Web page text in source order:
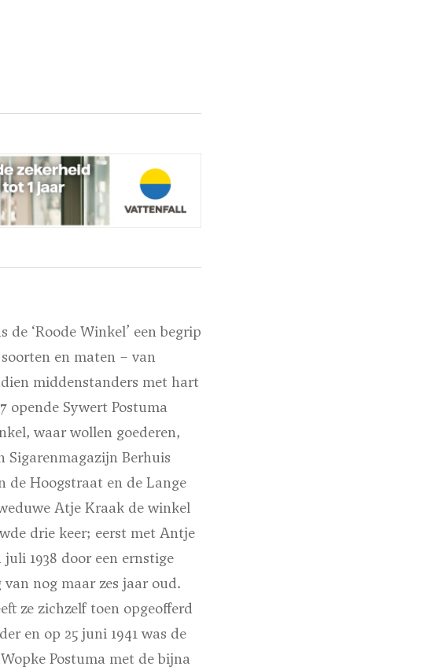
de ‘Roode Winkel’ een begrip
en maten – van
middenstanders met hart
opende Sywert Postuma
waar wollen goederen,
Sigarenmagazijn Berhuis
de Hoogstraat en de Lange
Atje Kraak de winkel
drie keer; eerst met Antje
1938 door een ernstige
nog maar zes jaar oud.
ze zichzelf toen opgeofferd
en op 25 juni 1941 was de
Postuma met de bijna